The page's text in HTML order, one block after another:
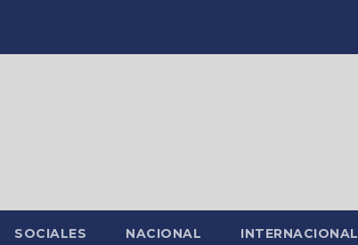
SOCIALES NACIONAL INTERNACIONAL